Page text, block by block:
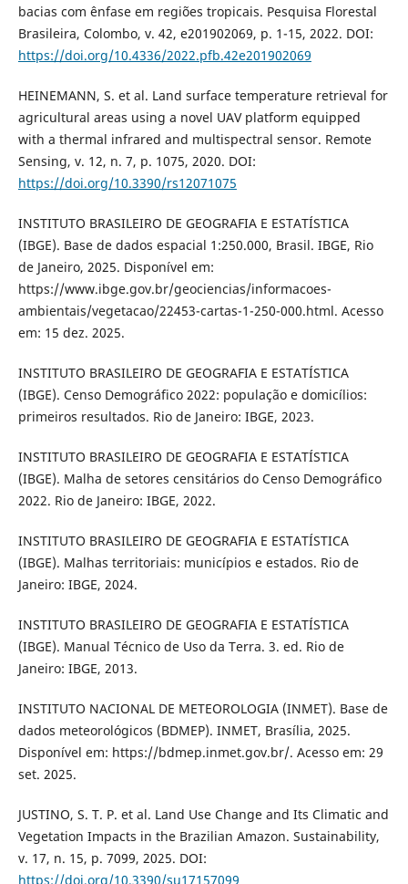
bacias com ênfase em regiões tropicais. Pesquisa Florestal
Brasileira, Colombo, v. 42, e201902069, p. 1-15, 2022. DOI:
https://doi.org/10.4336/2022.pfb.42e201902069
HEINEMANN, S. et al. Land surface temperature retrieval for
agricultural areas using a novel UAV platform equipped
with a thermal infrared and multispectral sensor. Remote
Sensing, v. 12, n. 7, p. 1075, 2020. DOI:
https://doi.org/10.3390/rs12071075
INSTITUTO BRASILEIRO DE GEOGRAFIA E ESTATÍSTICA
(IBGE). Base de dados espacial 1:250.000, Brasil. IBGE, Rio
de Janeiro, 2025. Disponível em:
https://www.ibge.gov.br/geociencias/informacoes-
ambientais/vegetacao/22453-cartas-1-250-000.html. Acesso
em: 15 dez. 2025.
INSTITUTO BRASILEIRO DE GEOGRAFIA E ESTATÍSTICA
(IBGE). Censo Demográfico 2022: população e domicílios:
primeiros resultados. Rio de Janeiro: IBGE, 2023.
INSTITUTO BRASILEIRO DE GEOGRAFIA E ESTATÍSTICA
(IBGE). Malha de setores censitários do Censo Demográfico
2022. Rio de Janeiro: IBGE, 2022.
INSTITUTO BRASILEIRO DE GEOGRAFIA E ESTATÍSTICA
(IBGE). Malhas territoriais: municípios e estados. Rio de
Janeiro: IBGE, 2024.
INSTITUTO BRASILEIRO DE GEOGRAFIA E ESTATÍSTICA
(IBGE). Manual Técnico de Uso da Terra. 3. ed. Rio de
Janeiro: IBGE, 2013.
INSTITUTO NACIONAL DE METEOROLOGIA (INMET). Base de
dados meteorológicos (BDMEP). INMET, Brasília, 2025.
Disponível em: https://bdmep.inmet.gov.br/. Acesso em: 29
set. 2025.
JUSTINO, S. T. P. et al. Land Use Change and Its Climatic and
Vegetation Impacts in the Brazilian Amazon. Sustainability,
v. 17, n. 15, p. 7099, 2025. DOI:
https://doi.org/10.3390/su17157099